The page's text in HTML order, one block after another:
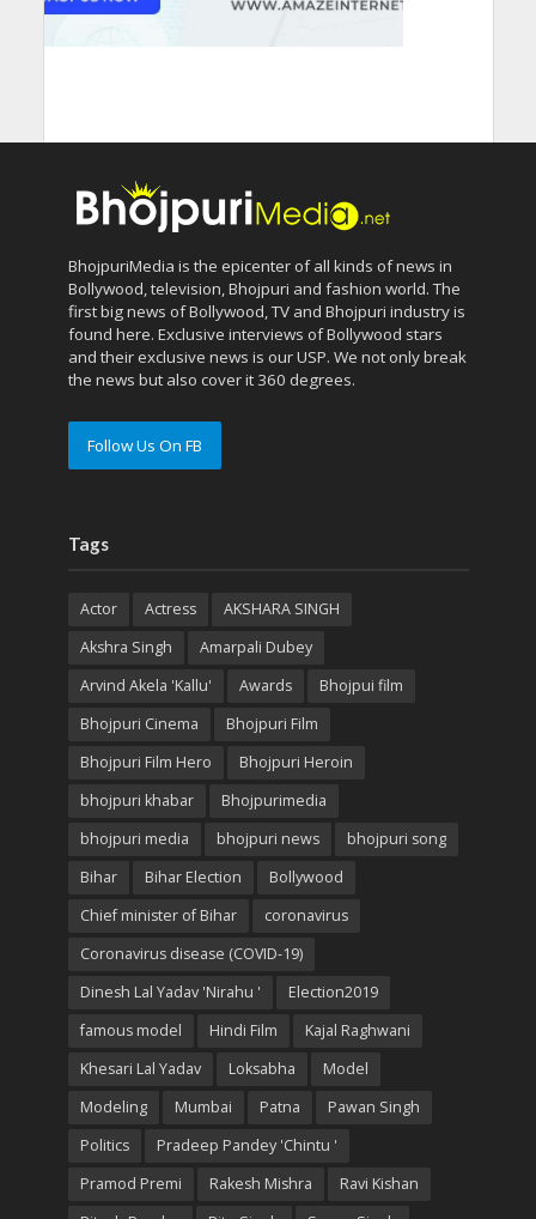
BhojpuriMedia is the epicenter of all kinds of news in
Bollywood, television, Bhojpuri and fashion world. The
first big news of Bollywood, TV and Bhojpuri industry is
found here. Exclusive interviews of Bollywood stars
and their exclusive news is our USP. We not only break
the news but also cover it 360 degrees.
Follow Us On FB
Tags
Actor Actress
AKSHARA SINGH
Akshra Singh
Amarpali Dubey
Arvind Akela 'Kallu'
Awards
Bhojpui film
Bhojpuri Cinema
Bhojpuri Film
Bhojpuri Film Hero
Bhojpuri Heroin
bhojpuri khabar
Bhojpurimedia
bhojpuri media
bhojpuri news
bhojpuri song
Bihar
Bihar Election
Bollywood
Chief minister of Bihar
coronavirus
Coronavirus disease (COVID-19)
Dinesh Lal Yadav 'Nirahu '
Election2019
famous model
Hindi Film
Kajal Raghwani
Khesari Lal Yadav
Loksabha
Model
Modeling
Mumbai Patna
Pawan Singh
Politics
Pradeep Pandey 'Chintu '
Pramod Premi
Rakesh Mishra
Ravi Kishan